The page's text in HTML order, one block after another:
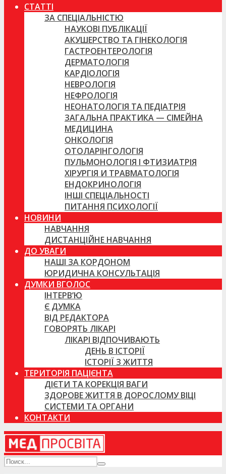
СТАТТІ
ЗА СПЕЦІАЛЬНІСТЮ
НАУКОВІ ПУБЛІКАЦІЇ
АКУШЕРСТВО ТА ГІНЕКОЛОГІЯ
ГАСТРОЕНТЕРОЛОГІЯ
ДЕРМАТОЛОГІЯ
КАРДІОЛОГІЯ
НЕВРОЛОГІЯ
НЕФРОЛОГІЯ
НЕОНАТОЛОГІЯ ТА ПЕДІАТРІЯ
ЗАГАЛЬНА ПРАКТИКА — СІМЕЙНА
МЕДИЦИНА
ОНКОЛОГІЯ
ОТОЛАРІНГОЛОГІЯ
ПУЛЬМОНОЛОГІЯ І ФТИЗИАТРІЯ
ХІРУРГІЯ И ТРАВМАТОЛОГІЯ
ЕНДОКРИНОЛОГІЯ
ІНШІ СПЕЦІАЛЬНОСТІ
ПИТАННЯ ПСИХОЛОГІЇ
НОВИНИ
НАВЧАННЯ
ДИСТАНЦІЙНЕ НАВЧАННЯ
ДО УВАГИ
НАШІ ЗА КОРДОНОМ
ЮРИДИЧНА КОНСУЛЬТАЦІЯ
ДУМКИ ВГОЛОС
ІНТЕРВ’Ю
Є ДУМКА
ВІД РЕДАКТОРА
ГОВОРЯТЬ ЛІКАРІ
ЛІКАРІ ВІДПОЧИВАЮТЬ
ДЕНЬ В ІСТОРІЇ
ІСТОРІЇ З ЖИТТЯ
ТЕРИТОРІЯ ПАЦІЄНТА
ДІЄТИ ТА КОРЕКЦІЯ ВАГИ
ЗДОРОВЕ ЖИТТЯ В ДОРОСЛОМУ ВІЦІ
СИСТЕМИ ТА ОРГАНИ
КОНТАКТИ